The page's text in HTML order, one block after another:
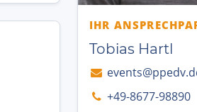
IHR
Tobias Hartl
+49-8677-98890